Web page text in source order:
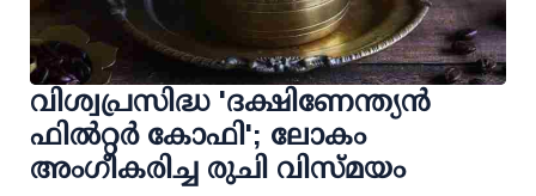
വിശ്വപ്രസിദ്ധ 'ദക്ഷിണേന്ത്യന്‍
ഫില്‍റ്റര്‍ കോഫി'; ലോകം
അംഗീകരിച്ച രുചി വിസ്മയം